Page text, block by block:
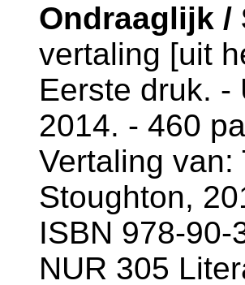
Ondraaglijk /
vertaling [uit
Eerste druk. -
2014. - 460
Vertaling van:
Stoughton,
ISBN 978-
NUR 305